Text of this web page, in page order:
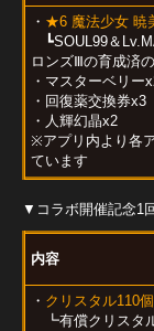
・ ★6 魔法少女 暁
┗SOUL99＆
ロンズⅢの育成済
・マスターベリー
・回復薬交換券x3
・人輝幻晶x2
※アプリ内より各
ています
▼コラボ開催記念1
内容
・ クリスタル110個
┗有償クリスタ